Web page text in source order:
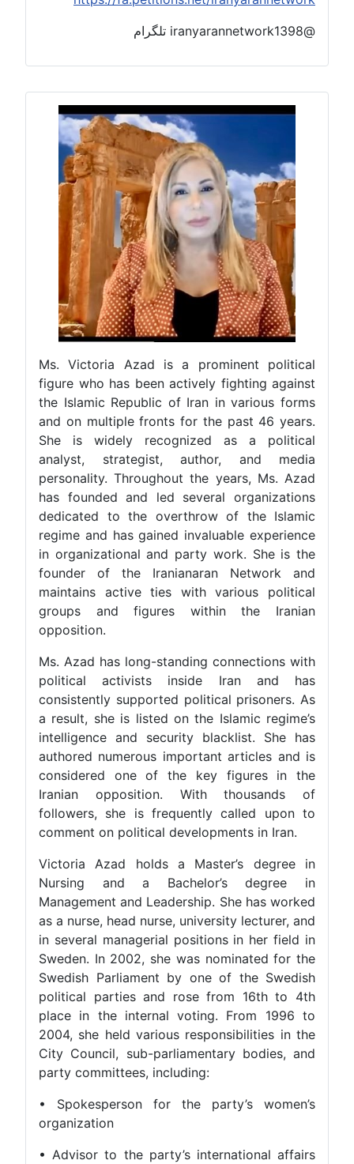
Ms. Victoria Azad is a prominent political
figure who has been actively fighting against
the Islamic Republic of Iran in various forms
and on multiple fronts for the past 46 years.
She is widely recognized as a political
analyst, strategist, author, and media
personality. Throughout the years, Ms. Azad
has founded and led several organizations
dedicated to the overthrow of the Islamic
regime and has gained invaluable experience
in organizational and party work. She is the
founder of the Iranianaran Network and
maintains active ties with various political
groups and figures within the Iranian
opposition.
Ms. Azad has long-standing connections with
political activists inside Iran and has
consistently supported political prisoners. As
a result, she is listed on the Islamic regime’s
intelligence and security blacklist. She has
authored numerous important articles and is
considered one of the key figures in the
Iranian opposition. With thousands of
followers, she is frequently called upon to
comment on political developments in Iran.
Victoria Azad holds a Master’s degree in
Nursing and a Bachelor’s degree in
Management and Leadership. She has worked
as a nurse, head nurse, university lecturer, and
in several managerial positions in her field in
Sweden. In 2002, she was nominated for the
Swedish Parliament by one of the Swedish
political parties and rose from 16th to 4th
place in the internal voting. From 1996 to
2004, she held various responsibilities in the
City Council, sub-parliamentary bodies, and
party committees, including:
• Spokesperson for the party’s women’s
organization
• Advisor to the party’s international affairs
@iranyarannetwork1398 تلگرام